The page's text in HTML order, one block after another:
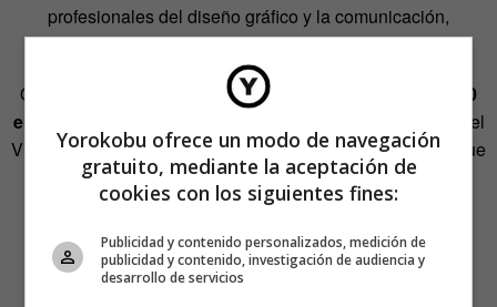
profesionales del diseño gráfico y la comunicación,
anunciará su decisión el próximo15 de septiembre.
Quien resulte ganador no solo recibirá un premio de
3.000
euros
. También verá su diseño convertido en la etiqueta del
Vi Novell 2026 y pasará a formar parte de una colección que
crece al mismo ritmo que las cosechas.
Tres miradas y una misma
tradición
Yorokobu ofrece un modo de navegación
gratuito, mediante la aceptación de
cookies con los siguientes fines:
Publicidad y contenido personalizados, medición de
publicidad y contenido, investigación de audiencia y
desarrollo de servicios